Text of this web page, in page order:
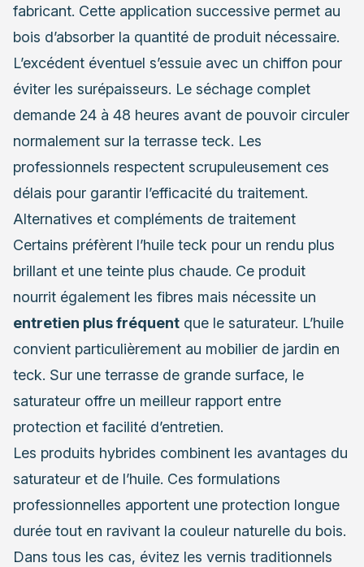
fabricant. Cette application successive permet au
bois d’absorber la quantité de produit nécessaire.
L’excédent éventuel s’essuie avec un chiffon pour
éviter les surépaisseurs. Le séchage complet
demande 24 à 48 heures avant de pouvoir circuler
normalement sur la terrasse teck. Les
professionnels respectent scrupuleusement ces
délais pour garantir l’efficacité du traitement.
Alternatives et compléments de traitement
Certains préfèrent l’huile teck pour un rendu plus
brillant et une teinte plus chaude. Ce produit
nourrit également les fibres mais nécessite un
entretien plus fréquent que le saturateur. L’huile
convient particulièrement au mobilier de jardin en
teck. Sur une terrasse de grande surface, le
saturateur offre un meilleur rapport entre
protection et facilité d’entretien.
Les produits hybrides combinent les avantages du
saturateur et de l’huile. Ces formulations
professionnelles apportent une protection longue
durée tout en ravivant la couleur naturelle du bois.
Dans tous les cas, évitez les vernis traditionnels